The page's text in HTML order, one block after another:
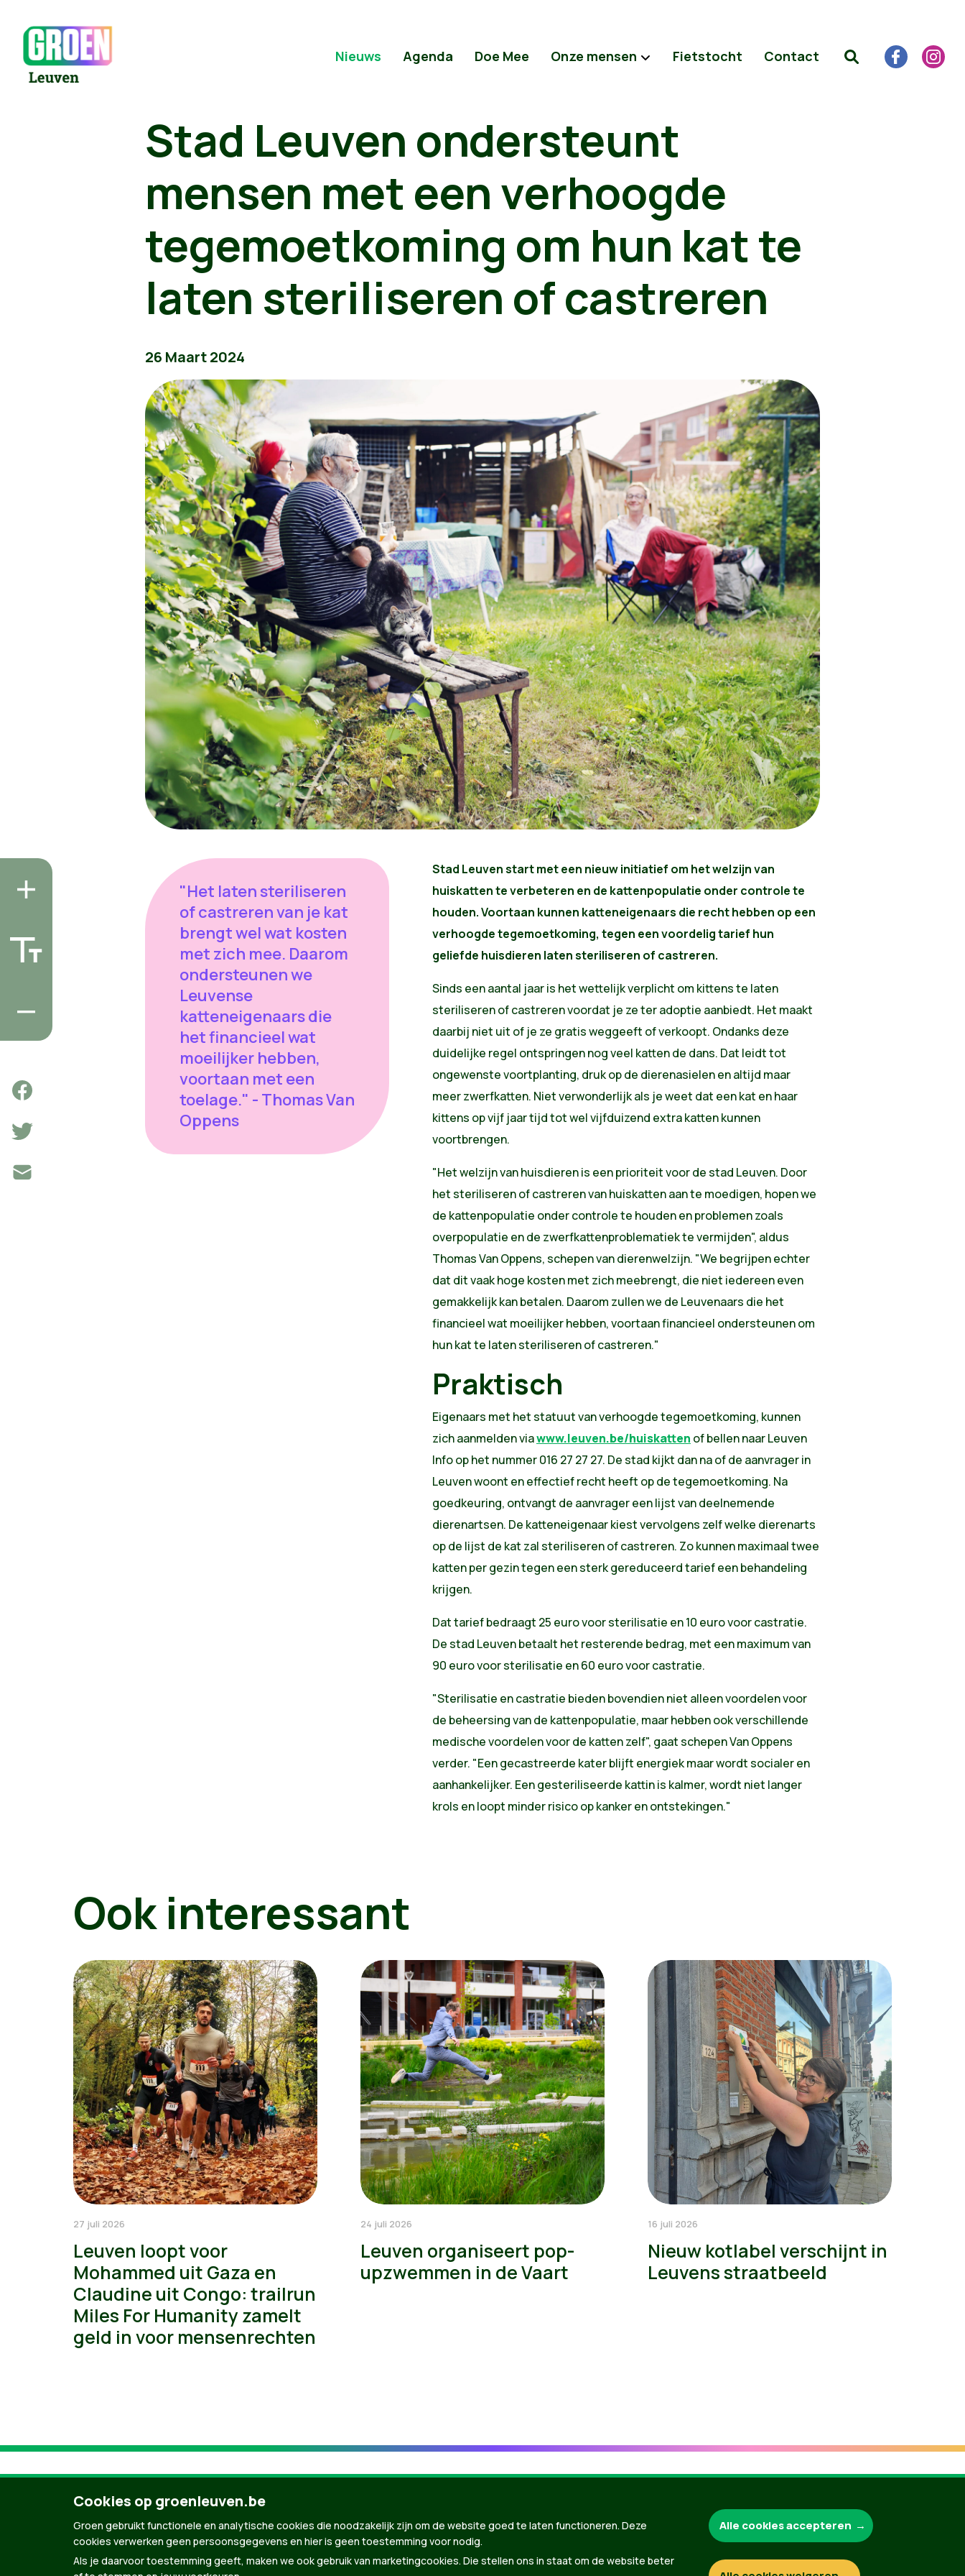
Nieuws Agenda Doe Mee Onze mensen Fietstocht Contact
Stad Leuven ondersteunt
mensen met een verhoogde
tegemoetkoming om hun kat te
laten steriliseren of castreren
26 Maart 2024
"Het laten steriliseren
of castreren van je kat
brengt wel wat kosten
met zich mee. Daarom
ondersteunen we
Leuvense
katteneigenaars die
het financieel wat
moeilijker hebben,
voortaan met een
toelage." - Thomas Van
Oppens
Stad Leuven start met een nieuw initiatief om het welzijn van
huiskatten te verbeteren en de kattenpopulatie onder controle te
houden.Voortaan kunnen katteneigenaars die recht hebben op een
verhoogde tegemoetkoming, tegen een voordelig tarief hun
geliefde huisdieren laten steriliseren of castreren.
Sinds een aantal jaar is het wettelijk verplicht om kittens te laten
steriliseren of castreren voordat je ze ter adoptie aanbiedt. Het maakt
daarbij niet uit of je ze gratis weggeeft of verkoopt. Ondanks deze
duidelijke regel ontspringen nog veel katten de dans. Dat leidt tot
ongewenste voortplanting, druk op de dierenasielen en altijd maar
meer zwerfkatten. Niet verwonderlijk als je weet dat een kat en haar
kittens ​op vijf jaar tijd tot wel vijfduizend extra katten kunnen
voortbrengen.
"Het welzijn van huisdieren is een prioriteit voor de stad Leuven. Door
het steriliseren of castreren van huiskatten aan te moedigen, hopen we
de kattenpopulatie onder controle te houden en problemen zoals
overpopulatie en de zwerfkattenproblematiek te vermijden", aldus
Thomas Van Oppens, schepen van dierenwelzijn. "We begrijpen echter
dat dit vaak hoge kosten met zich meebrengt, die niet iedereen even
gemakkelijk kan betalen. Daarom zullen we de Leuvenaars die het
financieel wat moeilijker hebben, voortaan financieel ondersteunen om
hun kat te laten steriliseren of castreren."
Praktisch
​Eigenaars met het statuut van verhoogde tegemoetkoming, kunnen
zich aanmelden viawww.leuven.be/huiskatten of bellen naar Leuven
Info op het nummer 016 27 27 27. De stad kijkt dan na of de aanvrager in
Leuven woont en effectief recht heeft op de tegemoetkoming. Na
goedkeuring, ontvangt de aanvrager een lijst van deelnemende
dierenartsen. De katteneigenaar kiest vervolgens zelf welke dierenarts
op de lijst de kat zal steriliseren of castreren. Zo kunnen ​maximaal twee
katten per gezin tegen een sterk gereduceerd tarief een behandeling
krijgen.
Dat tarief bedraagt 25 euro voor sterilisatie en 10 euro voor castratie.
De stad Leuven betaalt het resterende bedrag, met een maximum van
90 euro voor sterilisatie en 60 euro voor castratie.
"Sterilisatie en castratie bieden bovendien niet alleen voordelen voor
de beheersing van de kattenpopulatie, maar hebben ook verschillende
medische voordelen voor de katten zelf", gaat schepen Van Oppens
verder. "Een gecastreerde kater blijft energiek maar wordt socialer en
aanhankelijker. Een gesteriliseerde kattin is kalmer, wordt niet langer
krols en loopt minder risico op kanker en ontstekingen."
Ook interessant
27 juli 2026
Leuven loopt voor
Mohammed uit Gaza en
Claudine uit Congo: trailrun
Miles For Humanity zamelt
geld in voor mensenrechten
24 juli 2026
Leuven organiseert pop-
upzwemmen in de Vaart
16 juli 2026
Nieuw kotlabel verschijnt in
Leuvens straatbeeld
Groen.be
Cookies op groenleuven.be
Groen gebruikt functionele en analytische cookies die noodzakelijk zijn om de website goed te laten functioneren. Deze
cookies verwerken geen persoonsgegevens en hier is geen toestemming voor nodig.
Als je daarvoor toestemming geeft, maken we ook gebruik van marketingcookies. Die stellen ons in staat om de website beter
Alle cookies accepteren